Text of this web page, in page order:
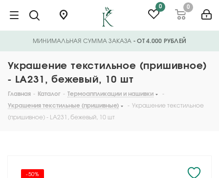
0 0
МИНИМАЛЬНАЯ СУММА ЗАКАЗА - ОТ 4.000 РУБЛЕЙ
Украшение текстильное (пришивное)
- LA231, бежевый, 10 шт
Главная - Каталог - Термоаппликации и нашивки
-
Украшения текстильные (пришивные)
- Украшение текстильное
(пришивное) - LA231, бежевый, 10 шт
-50%